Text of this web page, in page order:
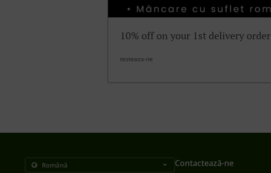
10% off on your 1st delivery order
testeaza-ne
Contactează-ne